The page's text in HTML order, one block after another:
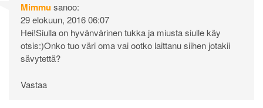
Mimmusanoo:
29 elokuun, 2016 06:07
Hei!Siulla on hyvänvärinen tukka ja miusta siulle käy
otsis:)Onko tuo väri oma vai ootko laittanu siihen jotakii
sävytettä?
Vastaa